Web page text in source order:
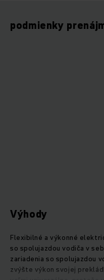
podmienky
Výhody
Flexibilné a výkonné
so spolujazdou vodiča v
zariadenia so spolujazdou
zvýšte výkon svojej